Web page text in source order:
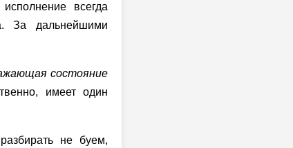
всегда
За дальнейшими
состояние
имеет один
не буем,